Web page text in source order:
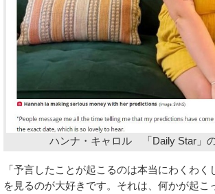
ハンナ・キャロル 「Daily Star」
「予言したことが起こるのは本当にわくわ
を見るのが大好きです。それは、何かが起こ